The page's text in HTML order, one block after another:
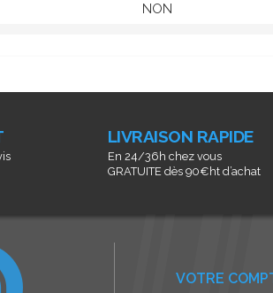
NON
LIVRAISON RAPIDE
En 24/36h chez vous
GRATUITE dès 90€ht d’achat
VOTRE